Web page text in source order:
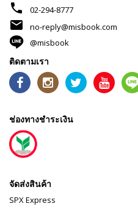
phone 02-294-8777
mail
no-reply@misbook.com
@misbook
ติดตามเรา
ช่องทางชำระเงิน
จัดส่งสินค้า
SPX Express